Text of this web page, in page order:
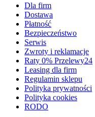
Dla firm
Dostawa
Płatność
Bezpieczeństwo
Serwis
Zwroty i reklamacje
Raty 0% Przelewy24
Leasing dla firm
Regulamin sklepu
Polityka prywatności
Polityka cookies
RODO